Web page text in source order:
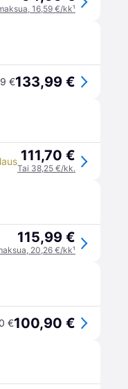
16,59 €/kk¹
€133,99 €
111,70 €
Tai 38,25 €/kk.
115,99 €
20,26 €/kk¹
€100,90 €